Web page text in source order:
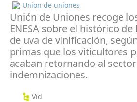
Union de uniones
Unión de Uniones recoge
ENESA sobre el histórico
de uva de vinificación,
primas que los viticultores
acaban retornando al
indemnizaciones.
Vid